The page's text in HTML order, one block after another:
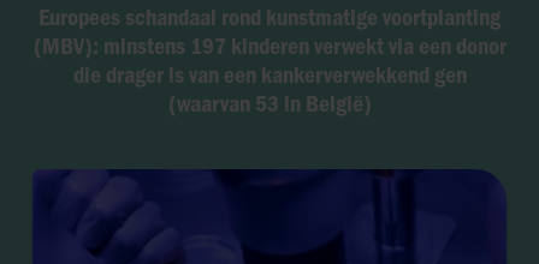
Europees schandaal rond kunstmatige voortplanting
(MBV): minstens 197 kinderen verwekt via een donor
die drager is van een kankerverwekkend gen
(waarvan 53 in België)